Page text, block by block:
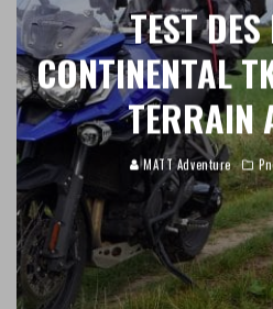
TEST
CONTINENTAL
TERRAIN
MATT Adventure